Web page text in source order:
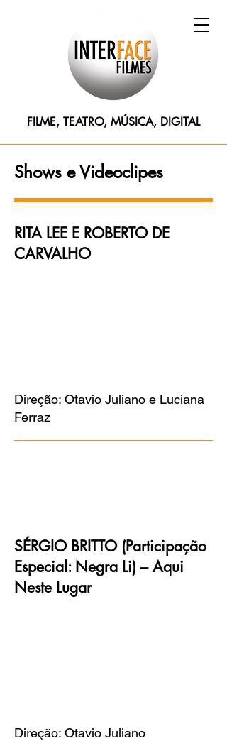
FILME, TEATRO, MÚSICA, DIGITAL
Shows e Videoclipes
RITA LEE E ROBERTO DE
CARVALHO
Direção: Otavio Juliano e Luciana
Ferraz
SÉRGIO BRITTO (Participação
Especial: Negra Li) – Aqui
Neste Lugar
Direção: Otavio Juliano